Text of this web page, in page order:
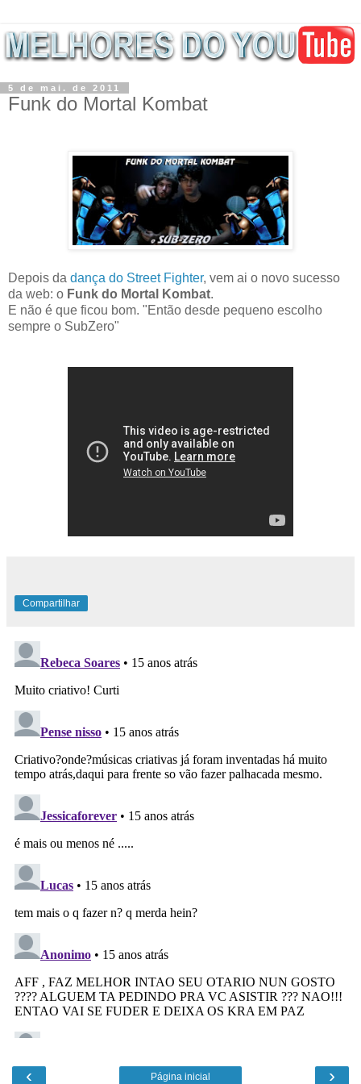
5 de mai. de 2011
Funk do Mortal Kombat
Depois da dança do Street Fighter, vem ai o novo sucesso
da web: o Funk do Mortal Kombat.
E não é que ficou bom. "Então desde pequeno escolho
sempre o SubZero"
Compartilhar
‹ ›
Página inicial